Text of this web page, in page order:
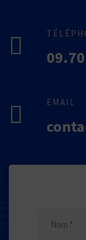
EMAIL